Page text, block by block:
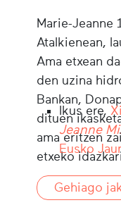
Marie-Jeanne
Atalkienean,
Ama etxean
den uzina
Bankan,
dituen
ama eritzen
etxeko
erakasle hiru
1957ra,
Ikus ere,
Jeanne
Eusko
Gehiago